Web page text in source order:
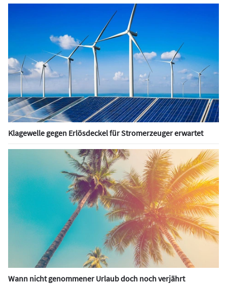
Klagewelle gegen Erlösdeckel für Stromerzeuger erwartet
Wann nicht genommener Urlaub doch noch verjährt